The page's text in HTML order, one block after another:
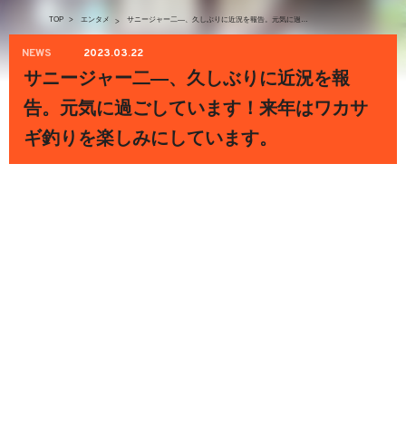
TOP > エンタメ > サニージャー二―、久しぶりに近況を報告。元気に過ごしています！来年はワカサギ釣りを楽しみにしています。
NEWS 2023.03.22
サニージャー二―、久しぶりに近況を報
告。元気に過ごしています！来年はワカサ
ギ釣りを楽しみにしています。